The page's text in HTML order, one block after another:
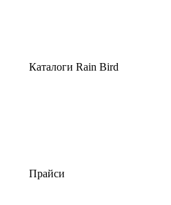
Каталоги Rain Bird
Прайси